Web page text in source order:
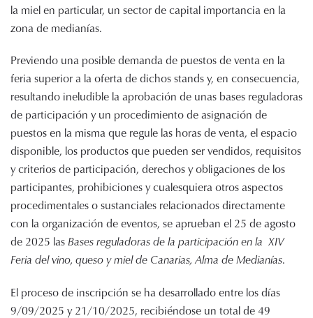
la miel en particular, un sector de capital importancia en la
zona de medianías.
Previendo una posible demanda de puestos de venta en la
feria superior a la oferta de dichos stands y, en consecuencia,
resultando ineludible la aprobación de unas bases reguladoras
de participación y un procedimiento de asignación de
puestos en la misma que regule las horas de venta, el espacio
disponible, los productos que pueden ser vendidos, requisitos
y criterios de participación, derechos y obligaciones de los
participantes, prohibiciones y cualesquiera otros aspectos
procedimentales o sustanciales relacionados directamente
con la organización de eventos, se aprueban el 25 de agosto
de 2025 lasBases reguladoras de la participación en la XIV
Feria del vino, queso y miel de Canarias, Alma de Medianías.
El proceso de inscripción se ha desarrollado entre los días
9/09/2025 y 21/10/2025, recibiéndose un total de 49